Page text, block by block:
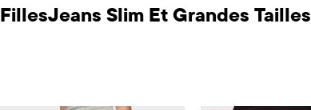
FillesJeans Slim Et Grandes Tailles